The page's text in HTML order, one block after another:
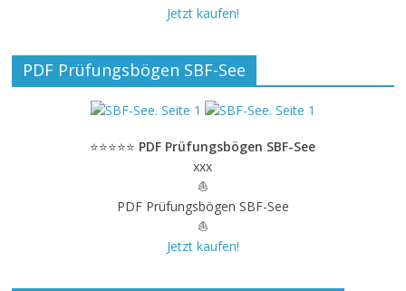
Jetzt kaufen!
PDF Prüfungsbögen SBF-See
⭐⭐⭐⭐⭐ PDF Prüfungsbögen SBF-See
xxx
⛵
PDF Prüfungsbögen SBF-See
⛵
Jetzt kaufen!